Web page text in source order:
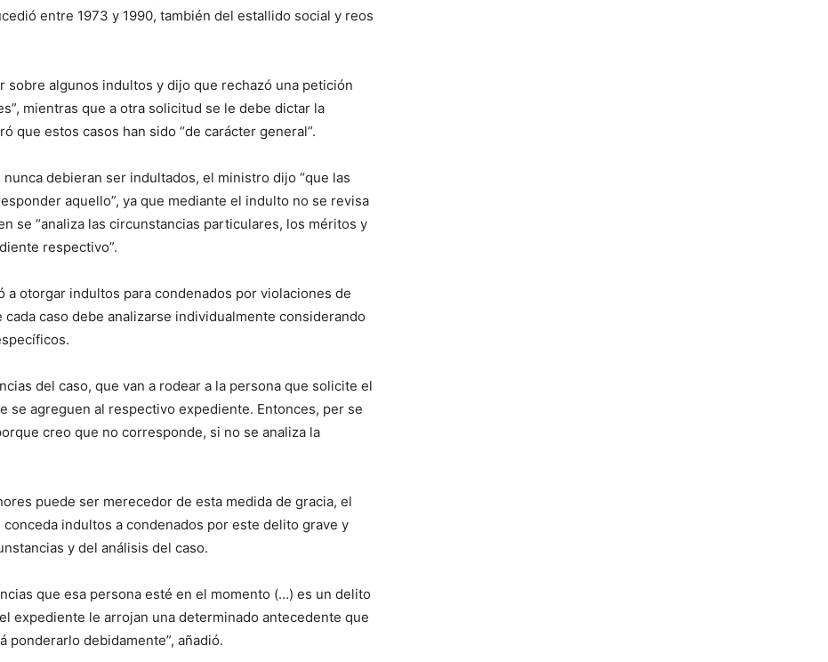
entre 1973 y 1990, también del estallido social y reos
sobre algunos indultos y dijo que rechazó una petición
mientras que a otra solicitud se le debe dictar la
que estos casos han sido “de carácter general”.
debieran ser indultados, el ministro dijo “que las
aquello”, ya que mediante el indulto no se revisa
se “analiza las circunstancias particulares, los méritos y
respectivo”.
a otorgar indultos para condenados por violaciones de
caso debe analizarse individualmente considerando
del caso, que van a rodear a la persona que solicite el
se agreguen al respectivo expediente. Entonces, per se
creo que no corresponde, si no se analiza la
puede ser merecedor de esta medida de gracia, el
indultos a condenados por este delito grave y
y del análisis del caso.
que esa persona esté en el momento (…) es un delito
expediente le arrojan una determinado antecedente que
debidamente”, añadió.